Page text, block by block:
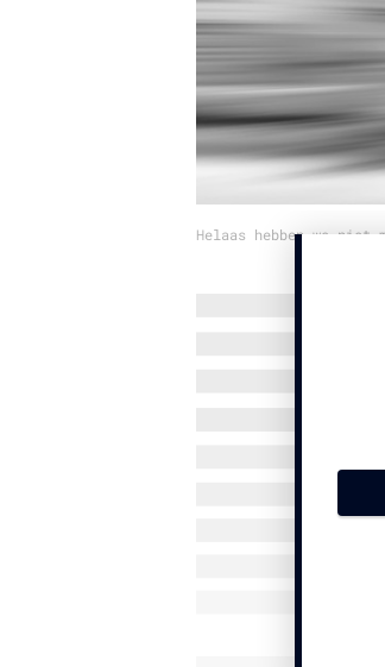
Helaas hebben we